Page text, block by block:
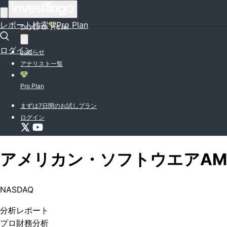
レポート検索 Pro Plan
ログイン
投資入門特集
お知らせ
アナリスト一覧
Pro Plan
まずは7日間のお試しプラン
ログイン
アメリカン・ソフトウエア
NASDAQ
分析レポート
プロ 財務分析